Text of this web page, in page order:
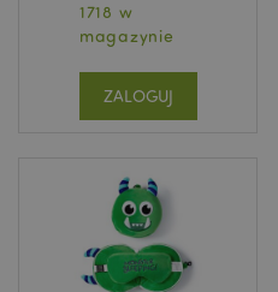
1718 w
magazynie
ZALOGUJ
product_data_storage
_GRECAPTCHA